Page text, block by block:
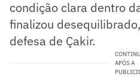
condição clara dentro
finalizou
defesa de Çakir.
APÓS A